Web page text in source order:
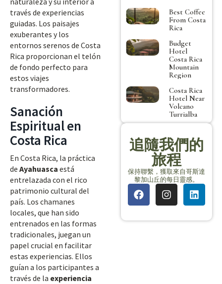
través de experiencias
guiadas. Los paisajes
exuberantes y los
entornos serenos de Costa
Rica proporcionan el telón
de fondo perfecto para
estos viajes
transformadores.
Sanación
Espiritual en
Costa Rica
En Costa Rica, la práctica
de Ayahuasca está
entrelazada con el rico
patrimonio cultural del
país. Los chamanes
locales, que han sido
entrenados en las formas
tradicionales, juegan un
papel crucial en facilitar
estas experiencias. Ellos
guían a los participantes a
través de la experiencia
Best Coffee
From Costa
Rica
Budget
Hotel
Costa Rica
Mountain
Region
Costa Rica
Hotel Near
Volcano
Turrialba
追隨我們的
旅程
保持聯繫，獲取來自哥斯達
黎加山丘的每日靈感。